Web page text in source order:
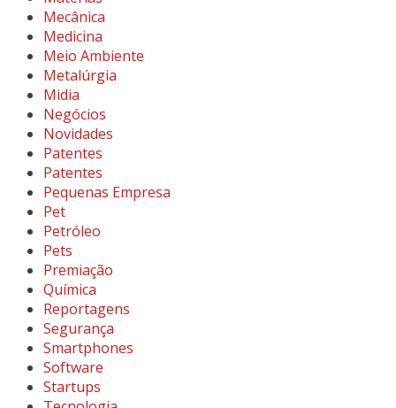
Mecânica
Medicina
Meio Ambiente
Metalúrgia
Midia
Negócios
Novidades
Patentes
Patentes
Pequenas Empresa
Pet
Petróleo
Pets
Premiação
Química
Reportagens
Segurança
Smartphones
Software
Startups